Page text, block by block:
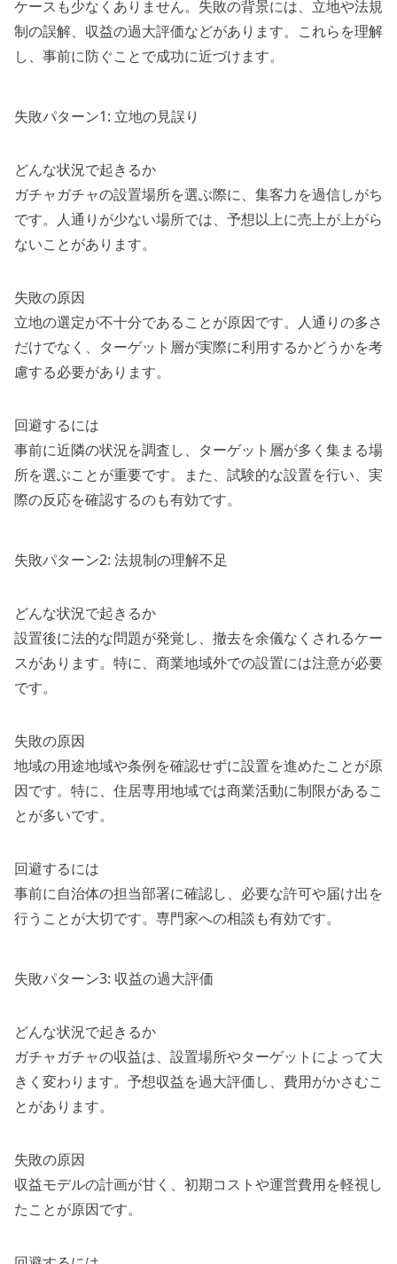
ケースも少なくありません。失敗の背景には、立地や法規
制の誤解、収益の過大評価などがあります。これらを理解
し、事前に防ぐことで成功に近づけます。
失敗パターン1: 立地の見誤り
どんな状況で起きるか
ガチャガチャの設置場所を選ぶ際に、集客力を過信しがち
です。人通りが少ない場所では、予想以上に売上が上がら
ないことがあります。
失敗の原因
立地の選定が不十分であることが原因です。人通りの多さ
だけでなく、ターゲット層が実際に利用するかどうかを考
慮する必要があります。
回避するには
事前に近隣の状況を調査し、ターゲット層が多く集まる場
所を選ぶことが重要です。また、試験的な設置を行い、実
際の反応を確認するのも有効です。
失敗パターン2: 法規制の理解不足
どんな状況で起きるか
設置後に法的な問題が発覚し、撤去を余儀なくされるケー
スがあります。特に、商業地域外での設置には注意が必要
です。
失敗の原因
地域の用途地域や条例を確認せずに設置を進めたことが原
因です。特に、住居専用地域では商業活動に制限があるこ
とが多いです。
回避するには
事前に自治体の担当部署に確認し、必要な許可や届け出を
行うことが大切です。専門家への相談も有効です。
失敗パターン3: 収益の過大評価
どんな状況で起きるか
ガチャガチャの収益は、設置場所やターゲットによって大
きく変わります。予想収益を過大評価し、費用がかさむこ
とがあります。
失敗の原因
収益モデルの計画が甘く、初期コストや運営費用を軽視し
たことが原因です。